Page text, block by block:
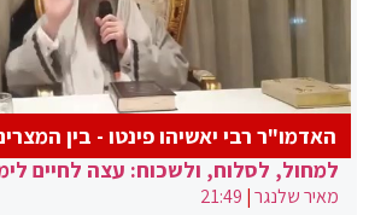
למחול, לסלוח, ולשכוח: עצה לחיים
מאיר שלנגר|
21:49
האדמו"ר רבי יאשיהו פינטו - בין